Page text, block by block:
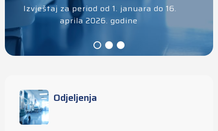
Izvještaj za period od 1. januara do 16.
aprila 2026. godine
Odjeljenja